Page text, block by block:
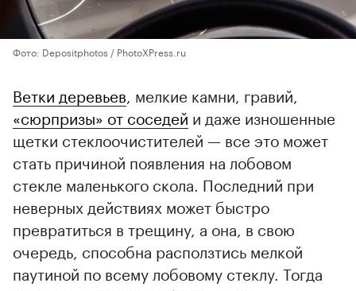
Фото: Depositphotos / PhotoXPress.ru
Ветки деревьев , мелкие камни, гравий,
«сюрпризы» от соседей и даже изношенные
щетки стеклоочистителей — все это может
стать причиной появления на лобовом
стекле маленького скола. Последний при
неверных действиях может быстро
превратиться в трещину, а она, в свою
очередь, способна расползтись мелкой
паутиной по всему лобовому стеклу. Тогда